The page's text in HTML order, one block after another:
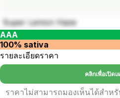
Super Lemon Haze
AAA
100% sativa
รายละเอียดราคา
คลิกเพื่อเปิดเ
ราคาไม่สามารถมองเห็นได้สำ